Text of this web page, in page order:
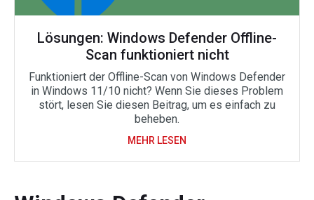
Lösungen: Windows Defender Offline-
Scan funktioniert nicht
Funktioniert der Offline-Scan von Windows Defender
in Windows 11/10 nicht? Wenn Sie dieses Problem
stört, lesen Sie diesen Beitrag, um es einfach zu
beheben.
MEHR LESEN